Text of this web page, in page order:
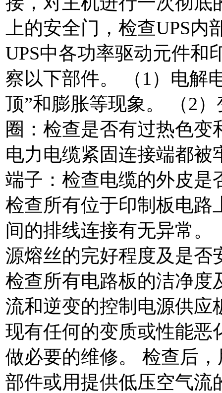
上的安全门，检查UPS
UPS中各功率驱动元件和
察以下部件。 （1）电解
顶”和膨胀等现象。 （2
圈：检查是否有过热色
电力电缆紧固连接端都被
端子：检查电缆的外皮是
检查所有位于印制板电路
间的排线连接有无异常。
源熔丝的完好程度及是否
检查所有电路板的洁净度
流和逆变的控制电源供应
现有任何的变质或性能恶
做必要的维修。 检查后
部件或用提供低压空气流